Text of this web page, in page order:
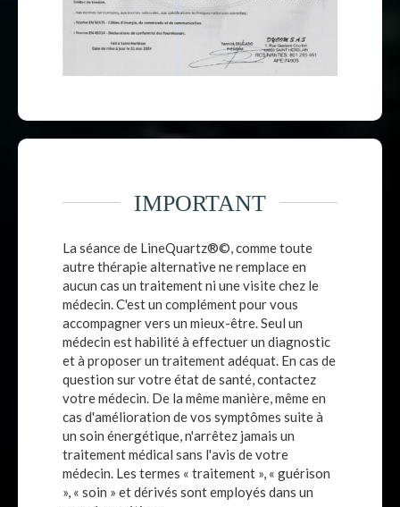
IMPORTANT
La séance de LineQuartz®©, comme toute
autre thérapie alternative ne remplace en
aucun cas un traitement ni une visite chez le
médecin. C'est un complément pour vous
accompagner vers un mieux-être. Seul un
médecin est habilité à effectuer un diagnostic
et à proposer un traitement adéquat. En cas de
question sur votre état de santé, contactez
votre médecin. De la même manière, même en
cas d'amélioration de vos symptômes suite à
un soin énergétique, n'arrêtez jamais un
traitement médical sans l'avis de votre
médecin. Les termes « traitement », « guérison
», « soin » et dérivés sont employés dans un